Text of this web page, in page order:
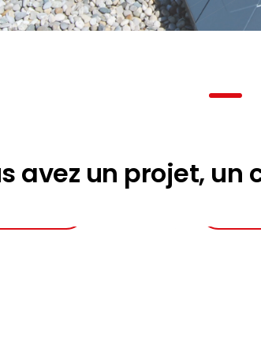
avez un projet, un